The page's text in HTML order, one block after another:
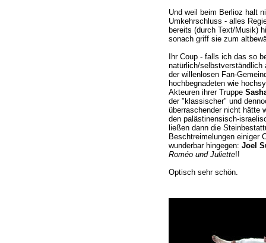
Und weil beim Berlioz halt
Umkehrschluss - alles
bereits (durch Text/Musik)
sonach griff sie zum
Ihr Coup - falls ich das so
natürlich/selbstverständlich
der willenlosen Fan-
hochbegnadeten wie
Akteuren ihrer Truppe
der "klassischer" und
überraschender nicht hätte
den palästinensisch-
ließen dann die
Beschtreimelungen einiger
wunderbar hingegen: Joel
Roméo und Juliette!!
Optisch sehr schön.